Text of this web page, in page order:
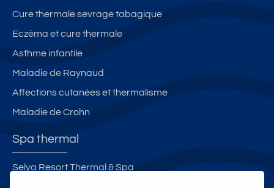
Cure thermale sevrage tabagique
Eczéma et cure thermale
Asthme infantile
Maladie de Raynaud
Affections cutanées et thermalisme
Maladie de Crohn
Spa thermal
Selya Resort Thermal & Spa